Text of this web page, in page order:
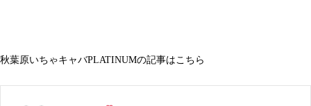
秋葉原いちゃキャバPLATINUMの記事はこちら